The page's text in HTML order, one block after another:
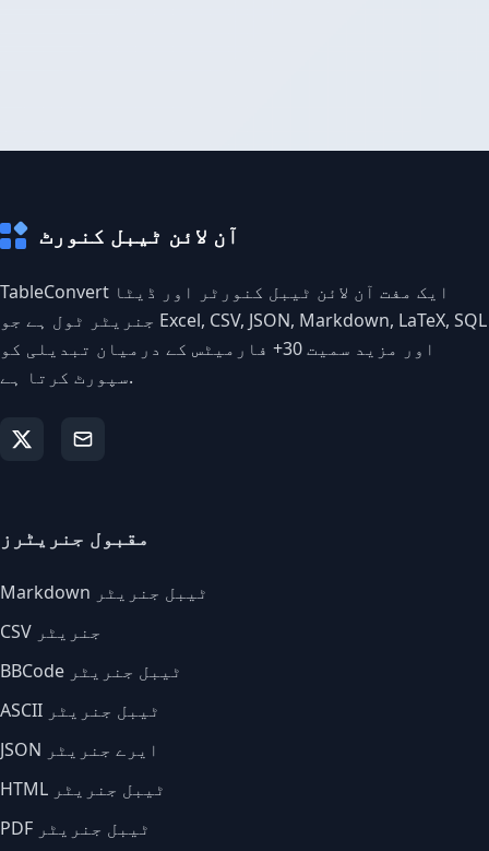
آن لائن ٹیبل کنورٹ
TableConvert ایک مفت آن لائن ٹیبل کنورٹر اور ڈیٹا
جنریٹر ٹول ہے جو Excel, CSV, JSON, Markdown, LaTeX, SQL
اور مزید سمیت 30+ فارمیٹس کے درمیان تبدیلی کو
سپورٹ کرتا ہے.
مقبول جنریٹرز
Markdown ٹیبل جنریٹر
CSV جنریٹر
BBCode ٹیبل جنریٹر
ASCII ٹیبل جنریٹر
JSON ایرے جنریٹر
HTML ٹیبل جنریٹر
PDF ٹیبل جنریٹر